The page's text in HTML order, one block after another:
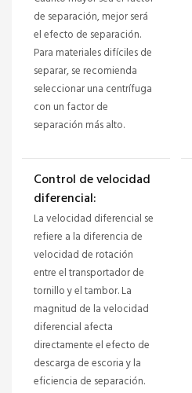
de separación, mejor será
el efecto de separación.
Para materiales difíciles de
separar, se recomienda
seleccionar una centrífuga
con un factor de
separación más alto.
Control de velocidad
diferencial:
La velocidad diferencial se
refiere a la diferencia de
velocidad de rotación
entre el transportador de
tornillo y el tambor. La
magnitud de la velocidad
diferencial afecta
directamente el efecto de
descarga de escoria y la
eficiencia de separación.